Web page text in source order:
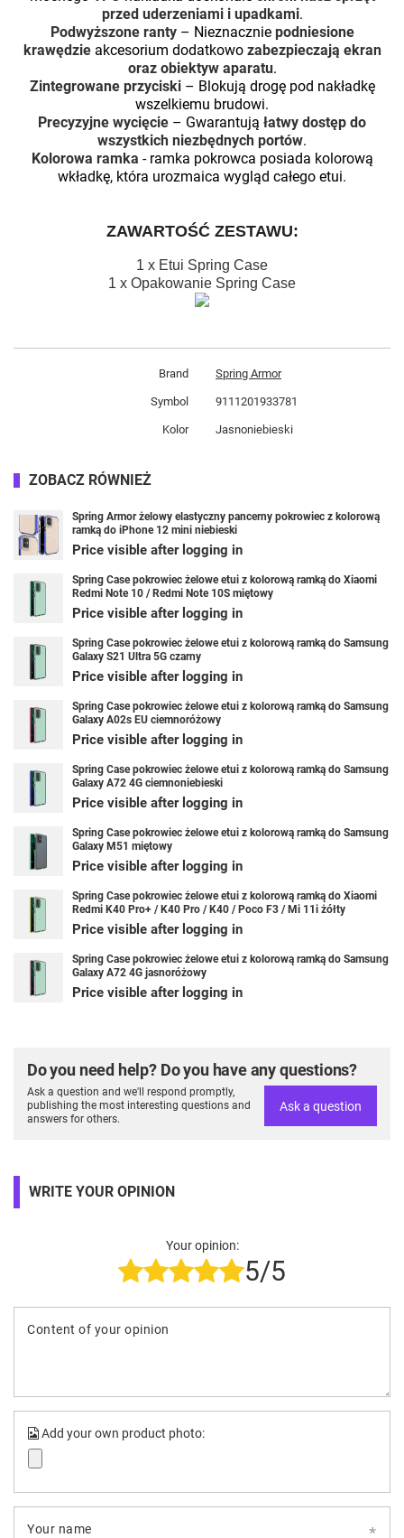
przed uderzeniami i upadkami.
Podwyższone ranty– Nieznacznie podniesione
krawędzieakcesorium dodatkowo zabezpieczają ekran
oraz obiektyw aparatu.
Zintegrowane przyciski– Blokują drogę pod nakładkę
wszelkiemu brudowi.
Precyzyjne wycięcie – Gwarantują łatwy dostęp do
wszystkich niezbędnych portów.
Kolorowa ramka - ramka pokrowca posiada kolorową
wkładkę, która urozmaica wygląd całego etui.
ZAWARTOŚĆ ZESTAWU:
1 x Etui Spring Case
1 x Opakowanie Spring Case
Brand Spring Armor
Symbol 9111201933781
Kolor Jasnoniebieski
ZOBACZ RÓWNIEŻ
Spring Armor żelowy elastyczny pancerny pokrowiec z kolorową
ramką do iPhone 12 mini niebieski
Price visible after logging in
Spring Case pokrowiec żelowe etui z kolorową ramką do Xiaomi
Redmi Note 10 / Redmi Note 10S miętowy
Price visible after logging in
Spring Case pokrowiec żelowe etui z kolorową ramką do Samsung
Galaxy S21 Ultra 5G czarny
Price visible after logging in
Spring Case pokrowiec żelowe etui z kolorową ramką do Samsung
Galaxy A02s EU ciemnoróżowy
Price visible after logging in
Spring Case pokrowiec żelowe etui z kolorową ramką do Samsung
Galaxy A72 4G ciemnoniebieski
Price visible after logging in
Spring Case pokrowiec żelowe etui z kolorową ramką do Samsung
Galaxy M51 miętowy
Price visible after logging in
Spring Case pokrowiec żelowe etui z kolorową ramką do Xiaomi
Redmi K40 Pro+ / K40 Pro / K40 / Poco F3 / Mi 11i żółty
Price visible after logging in
Spring Case pokrowiec żelowe etui z kolorową ramką do Samsung
Galaxy A72 4G jasnoróżowy
Price visible after logging in
Do you need help? Do you have any questions?
Ask a question and we'll respond promptly,
publishing the most interesting questions and
answers for others.
Ask a question
WRITE YOUR OPINION
Your opinion:
5/5
Content of your opinion
Add your own product photo:
Your name